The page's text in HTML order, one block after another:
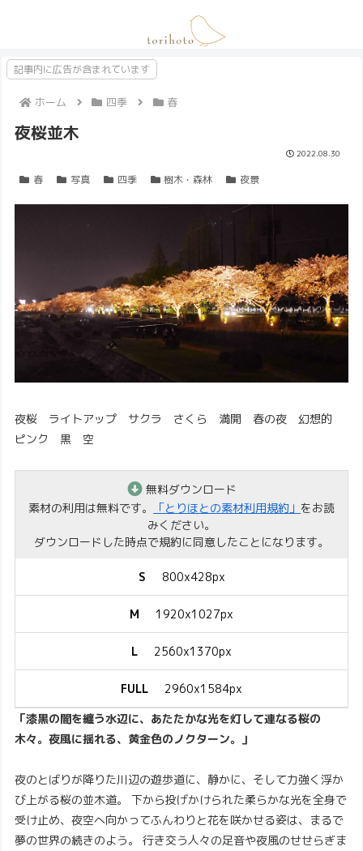
記事内に広告が含まれています
ホーム 四季 春
夜桜並木
2022.08.30
春 写真 四季 樹木・森林 夜景
夜桜 ライトアップ サクラ さくら 満開 春の夜 幻想的
ピンク 黒 空
無料ダウンロード
素材の利用は無料です。
「とりほとの素材利用規約」 をお読
みください。
ダウンロードした時点で規約に同意したことになります。
S 800x428px
M 1920x1027px
L 2560x1370px
FULL
2960x1584px
「漆黒の闇を纏う水辺に、あたたかな光を灯して連なる桜の
木々。夜風に揺れる、黄金色のノクターン。」
夜のとばりが降りた川辺の遊歩道に、静かに、そして力強く浮か
び上がる桜の並木道。 下から投げかけられた柔らかな光を全身で
受け止め、夜空へ向かってふんわりと花を咲かせる姿は、まるで
夢の世界の続きのよう。 行き交う人々の足音や夜風のせせらぎま